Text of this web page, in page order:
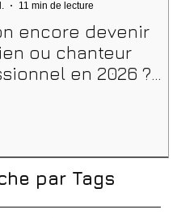
encore devenir
ou chanteur
en 2026 ?
11 min de lecture
par Tags